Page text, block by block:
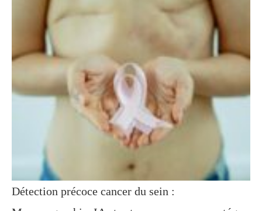
Détection précoce cancer du sein :